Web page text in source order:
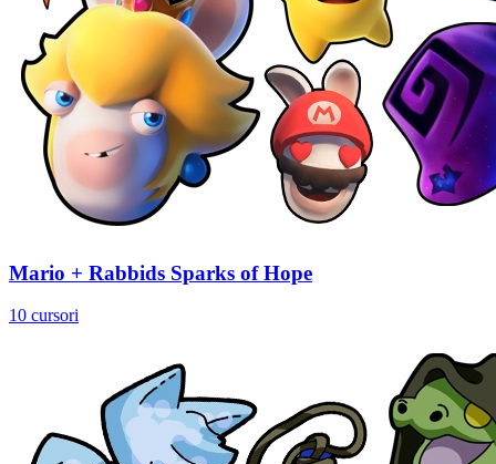
Mario + Rabbids Sparks of Hope
10 cursori